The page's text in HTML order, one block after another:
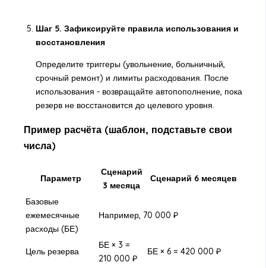
Шаг 5. Зафиксируйте правила использования и
восстановления
Определите триггеры (увольнение, больничный,
срочный ремонт) и лимиты расходования. После
использования - возвращайте автопополнение, пока
резерв не восстановится до целевого уровня.
Пример расчёта (шаблон, подставьте свои
числа)
Параметр
Сценарий
3 месяца
Сценарий 6 месяцев
Базовые
ежемесячные
расходы (БЕ)
Например, 70 000 ₽
Цель резерва
БЕ × 3 =
210 000 ₽
БЕ × 6 = 420 000 ₽